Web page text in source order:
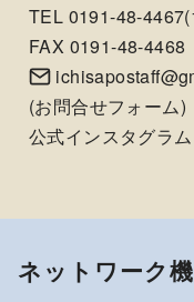
TEL 0191-48-
FAX 0191-48-4468
(お問合せフォーム)
公式インスタグラム
ネットワーク